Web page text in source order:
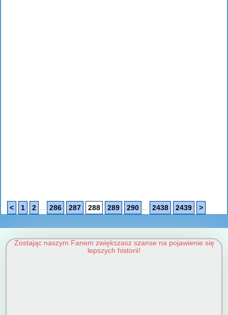
< 1 2 ... 286 287 288 289 290 ... 2438 2439 >
Zostając naszym Fanem zwiększasz szanse na pojawienie się
lepszych historii!